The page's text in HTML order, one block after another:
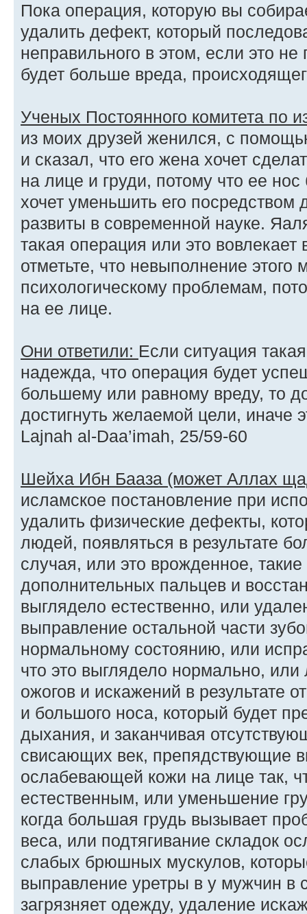
Пока операция, которую вы
удалить дефект, который
неправильного в этом, если это не
будет больше вреда,
Ученых Постоянного комитета по
из моих друзей женился, с
и сказал, что его жена хочет
на лице и груди, потому что ее
хочет уменьшить его посредством
развиты в современной науке.
такая операция или это вовлекает
отметьте, что невыполнение этого
психологическому проблемам,
на ее лице.
Они ответили: Если ситуация
надежда, что операция будет
большему или равному вреду, то
достигнуть желаемой цели, иначе
Lajnah al-Daa’imah, 25/59-60
Шейха Ибн Бааза (может Аллах
исламское постановление при
удалить физические дефекты,
людей, появляться в результате
случая, или это врожденное,
дополнительных пальцев и
выглядело естественно, или
выправление остальной части
нормальному состоянию, или
что это выглядело нормально, или
ожогов и искажений в результате
и большого носа, который будет
дыхания, и заканчивая
свисающих век, препядствующие
ослабевающей кожи на лице так,
естественным, или уменьшение
когда большая грудь вызывает
веса, или подтягивание складок
слабых брюшных мускулов,
выправление уретры в у мужчин в
загрязняет одежду, удаление